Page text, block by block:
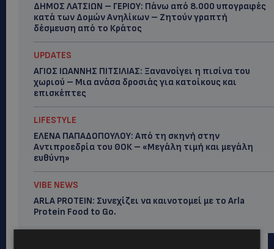
ΔΗΜΟΣ ΛΑΤΣΙΩΝ – ΓΕΡΙΟΥ: Πάνω από 8.000 υπογραφές
κατά των Δομών Ανηλίκων – Ζητούν γραπτή
δέσμευση από το Κράτος
UPDATES
ΑΓΙΟΣ ΙΩΑΝΝΗΣ ΠΙΤΣΙΛΙΑΣ: Ξανανοίγει η πισίνα του
χωριού – Μια ανάσα δροσιάς για κατοίκους και
επισκέπτες
LIFESTYLE
ΕΛΕΝΑ ΠΑΠΑΔΟΠΟΥΛΟΥ: Από τη σκηνή στην
Αντιπροεδρία του ΘΟΚ – «Μεγάλη τιμή και μεγάλη
ευθύνη»
VIBE NEWS
ARLA PROTEIN: Συνεχίζει να καινοτομεί με το Arla
Protein Food to Go.